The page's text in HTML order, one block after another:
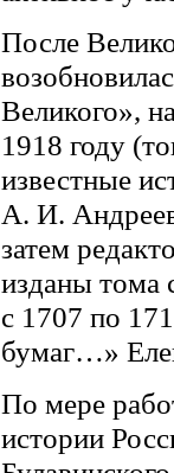
После
Великого»,
1918 году
известные
А. И.
затем
изданы тома
с 1707 по
бумаг…»
По мере
истории